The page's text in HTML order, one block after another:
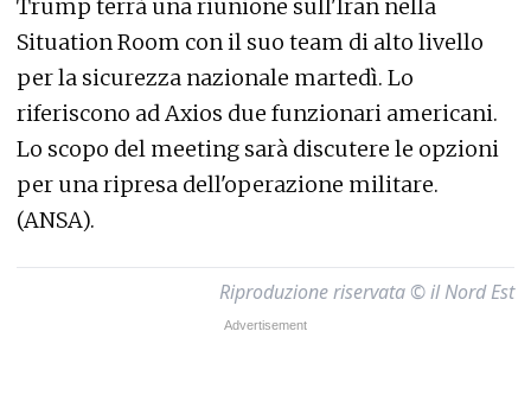
Trump terrà una riunione sull'Iran nella
Situation Room con il suo team di alto livello
per la sicurezza nazionale martedì. Lo
riferiscono ad Axios due funzionari americani.
Lo scopo del meeting sarà discutere le opzioni
per una ripresa dell'operazione militare.
(ANSA).
Riproduzione riservata © il Nord Est